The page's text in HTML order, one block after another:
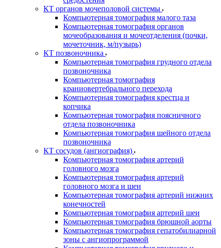
КТ органов мочеполовой системы
Компьютерная томография малого таза
Компьютерная томография органов
мочеобразования и мочеотделения (почки,
мочеточник, м/пузырь)
КТ позвоночника
Компьютерная томография грудного отдела
позвоночника
Компьютерная томография
краниовертебрального перехода
Компьютерная томография крестца и
копчика
Компьютерная томография поясничного
отдела позвоночника
Компьютерная томография шейного отдела
позвоночника
КТ сосудов (ангиография)
Компьютерная томография артерий
головного мозга
Компьютерная томография артерий
головного мозга и шеи
Компьютерная томография артерий нижних
конечностей
Компьютерная томография артерий шеи
Компьютерная томография брюшной аорты
Компьютерная томография гепатобилиарной
зоны с ангиопрограммой